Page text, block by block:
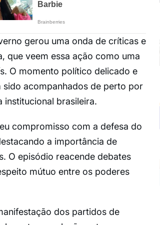
gerou uma onda de críticas e
que veem essa ação como uma
O momento político delicado e
acompanhados de perto por
institucional brasileira.
compromisso com a defesa do
a importância de
O episódio reacende debates
mútuo entre os poderes
dos partidos de